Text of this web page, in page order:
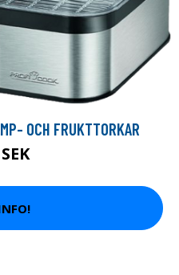
OCH FRUKTTORKAR